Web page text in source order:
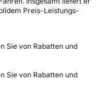
Preis-Leistungs-
Sie von Rabatten und
Sie von Rabatten und